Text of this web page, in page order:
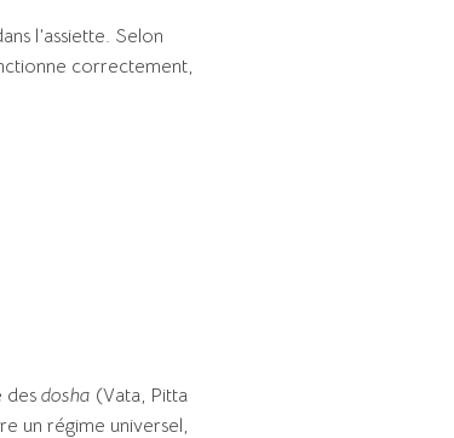
l’assiette. Selon
correctement,
des dosha (Vata, Pitta
un régime universel,